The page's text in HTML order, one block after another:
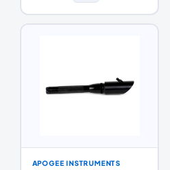
APOGEE INSTRUMENTS